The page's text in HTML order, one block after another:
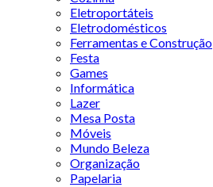
Eletroportáteis
Eletrodomésticos
Ferramentas e Construção
Festa
Games
Informática
Lazer
Mesa Posta
Móveis
Mundo Beleza
Organização
Papelaria